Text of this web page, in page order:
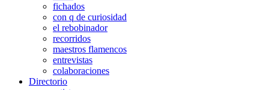
fichados
con q de curiosidad
el rebobinador
recorridos
maestros flamencos
entrevistas
colaboraciones
Directorio